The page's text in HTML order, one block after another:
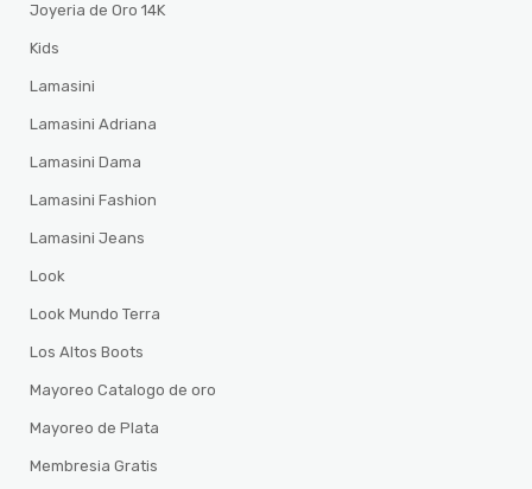
Joyeria de Oro 14K
Kids
Lamasini
Lamasini Adriana
Lamasini Dama
Lamasini Fashion
Lamasini Jeans
Look
Look Mundo Terra
Los Altos Boots
Mayoreo Catalogo de oro
Mayoreo de Plata
Membresia Gratis